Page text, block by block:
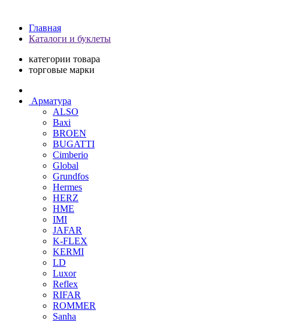
Главная
Каталоги и буклеты
категории товара
торговые марки
Арматура
ALSO
Baxi
BROEN
BUGATTI
Cimberio
Global
Grundfos
Hermes
HERZ
HME
IMI
JAFAR
K-FLEX
KERMI
LD
Luxor
Reflex
RIFAR
ROMMER
Sanha